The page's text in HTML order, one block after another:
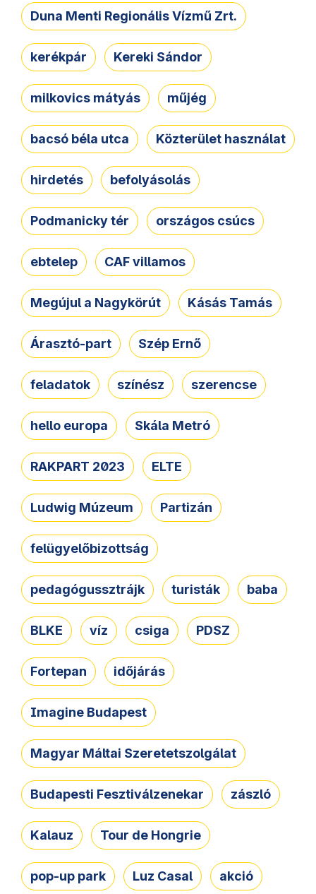
Duna Menti Regionális Vízmű Zrt.
kerékpár Kereki Sándor
milkovics mátyás műjég
bacsó béla utca Közterület használat
hirdetés befolyásolás
Podmanicky tér országos csúcs
ebtelep CAF villamos
Megújul a Nagykörút Kásás Tamás
Árasztó-part Szép Ernő
feladatok színész szerencse
hello europa Skála Metró
RAKPART 2023 ELTE
Ludwig Múzeum Partizán
felügyelőbizottság
pedagógussztrájk turisták baba
BLKE víz csiga PDSZ
Fortepan időjárás
Imagine Budapest
Magyar Máltai Szeretetszolgálat
Budapesti Fesztiválzenekar zászló
Kalauz Tour de Hongrie
pop-up park Luz Casal akció